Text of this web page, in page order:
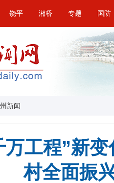
饶平 湘桥 专题 国防
新闻
万工程”新
村全面振